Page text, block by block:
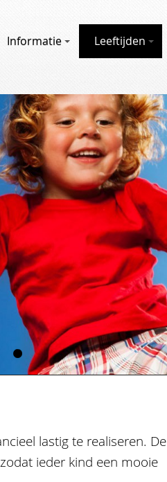
Informatie Leeftijden
lastig te realiseren. De
ieder kind een mooie